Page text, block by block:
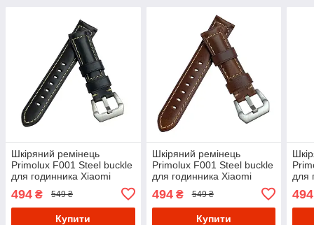
Шкіряний ремінець
Primolux F001 Steel buckle
для годинника Xiaomi
Amazfit Pace Smart Sport
Watch - Black
494 ₴ 549 ₴
Купити
Шкіряний ремінець
Primolux F001 Steel buckle
для годинника Xiaomi
Brown
494₴ 549 ₴
Купити
для
2/
494